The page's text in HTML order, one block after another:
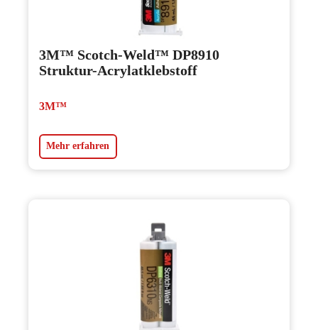
3M™ Scotch-Weld™ DP8910
Struktur-Acrylatklebstoff
3M™
Mehr erfahren